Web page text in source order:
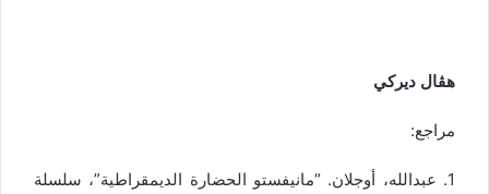
هڤال ديركي
مراجع:
1. عبدالله، أوجلان. “مانيفستو الحضارة الديمقراطية”، سلسلة